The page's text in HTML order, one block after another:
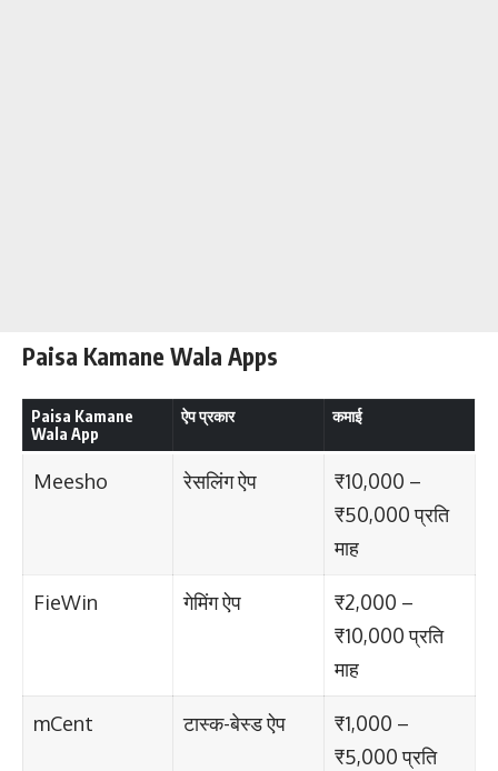
Paisa Kamane Wala Apps
Paisa Kamane
Wala App
ऐप प्रकार कमाई
Meesho रेसलिंग ऐप
₹10,000 –
₹50,000 प्रति
माह
FieWin गेमिंग ऐप
₹2,000 –
₹10,000 प्रति
माह
mCent टास्क-बेस्ड ऐप
₹1,000 –
₹5,000 प्रति